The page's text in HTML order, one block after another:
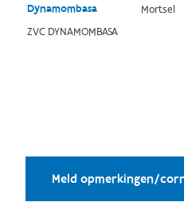
Dynamombasa
ZVC DYNAMOMBASA
Mortsel
Meld opmerkingen/